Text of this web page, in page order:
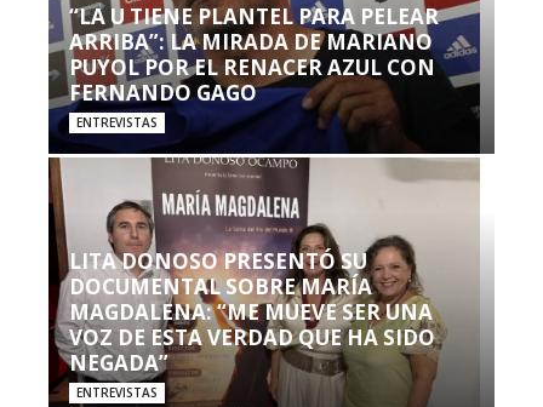
“LA U TIENE PLANTEL PARA PELEAR
ARRIBA”: LA MIRADA DE MARIANO
PUYOL POR EL RENACER AZUL CON
FERNANDO GAGO
ENTREVISTAS
LITA DONOSO PRESENTÓ SU
DOCUMENTAL SOBRE MARÍA
MAGDALENA: “ME MUEVE SER UNA
VOZ DE ESTA VERDAD QUE HA SIDO
NEGADA”
ENTREVISTAS